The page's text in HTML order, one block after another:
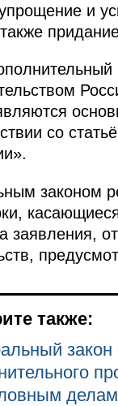
и
со
законом
заявления,
также:
делам